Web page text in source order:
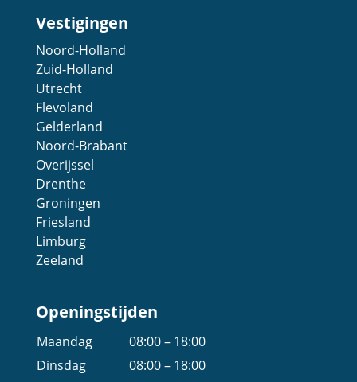
Vestigingen
Noord-Holland
Zuid-Holland
Utrecht
Flevoland
Gelderland
Noord-Brabant
Overijssel
Drenthe
Groningen
Friesland
Limburg
Zeeland
Openingstijden
Maandag
08:00 – 18:00
Dinsdag
08:00 – 18:00